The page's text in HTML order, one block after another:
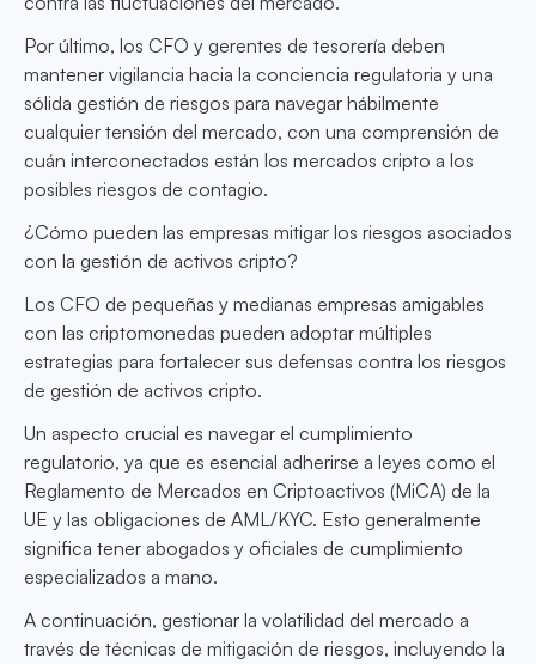
Por último, los CFO y gerentes de tesorería deben
mantener vigilancia hacia la conciencia regulatoria y una
sólida gestión de riesgos para navegar hábilmente
cualquier tensión del mercado, con una comprensión de
cuán interconectados están los mercados cripto a los
posibles riesgos de contagio.
¿Cómo pueden las empresas mitigar los riesgos asociados
con la gestión de activos cripto?
Los CFO de pequeñas y medianas empresas amigables
con las criptomonedas pueden adoptar múltiples
estrategias para fortalecer sus defensas contra los riesgos
de gestión de activos cripto.
Un aspecto crucial es navegar el cumplimiento
regulatorio, ya que es esencial adherirse a leyes como el
Reglamento de Mercados en Criptoactivos (MiCA) de la
UE y las obligaciones de AML/KYC. Esto generalmente
significa tener abogados y oficiales de cumplimiento
especializados a mano.
A continuación, gestionar la volatilidad del mercado a
través de técnicas de mitigación de riesgos, incluyendo la